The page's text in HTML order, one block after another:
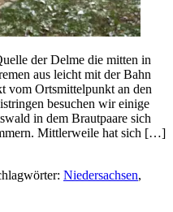
der Delme die mitten in
aus leicht mit der Bahn
vom Ortsmittelpunkt an den
besuchen wir einige
in dem Brautpaare sich
Mittlerweile hat sich […]
Niedersachsen,